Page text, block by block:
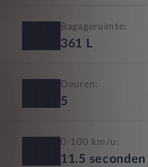
Bagageruimte:
361 L
Deuren:
5
0-100 km/u:
11.5 seconden